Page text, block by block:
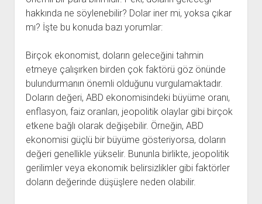
hakkında ne söylenebilir? Dolar iner mi, yoksa çıkar
mı? İşte bu konuda bazı yorumlar:
Birçok ekonomist, doların geleceğini tahmin
etmeye çalışırken birden çok faktörü göz önünde
bulundurmanın önemli olduğunu vurgulamaktadır.
Doların değeri, ABD ekonomisindeki büyüme oranı,
enflasyon, faiz oranları, jeopolitik olaylar gibi birçok
etkene bağlı olarak değişebilir. Örneğin, ABD
ekonomisi güçlü bir büyüme gösteriyorsa, doların
değeri genellikle yükselir. Bununla birlikte, jeopolitik
gerilimler veya ekonomik belirsizlikler gibi faktörler
doların değerinde düşüşlere neden olabilir.